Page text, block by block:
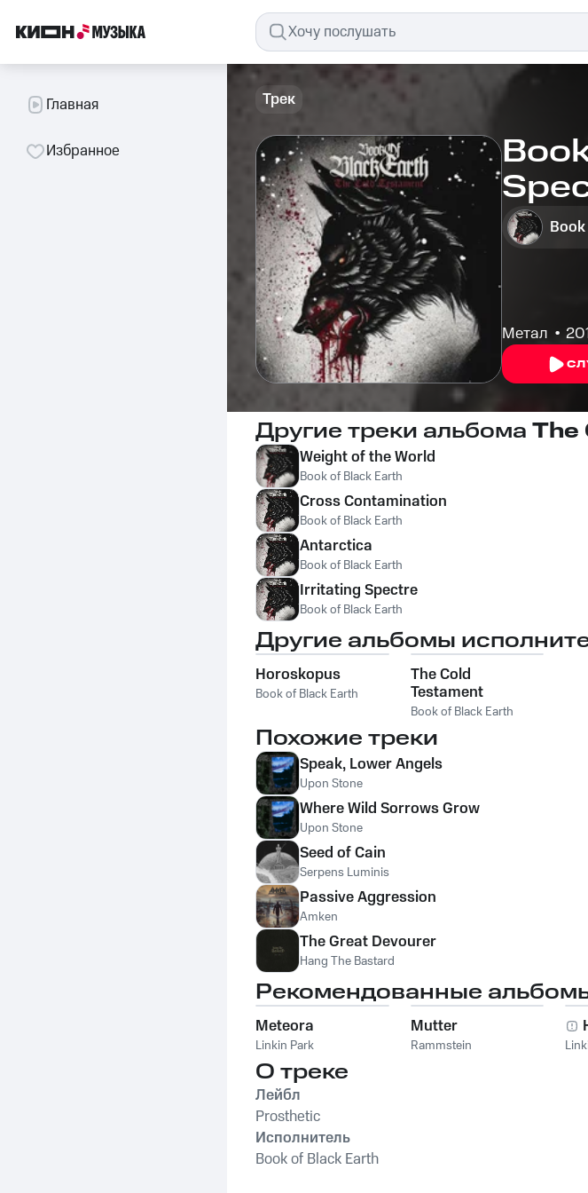
Главная
Избранное
Трек
Метал
Другие треки альбома The
Weight of the World
Book of Black Earth
Cross Contamination
Book of Black Earth
Antarctica
Book of Black Earth
Irritating Spectre
Book of Black Earth
Другие альбомы
Horoskopus
Book of Black Earth
The Cold
Testament
Book of Black Earth
Похожие треки
Speak, Lower Angels
Upon Stone
Where Wild Sorrows Grow
Upon Stone
Seed of Cain
Serpens Luminis
Passive Aggression
Amken
The Great Devourer
Hang The Bastard
Рекомендованные
Meteora
Linkin Park
Mutter
Rammstein
О треке
Лейбл
Prosthetic
Исполнитель
Book of Black Earth